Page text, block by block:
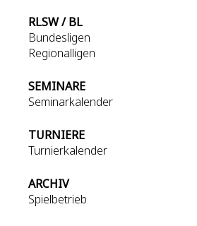
RLSW / BL
Bundesligen
Regionalligen
SEMINARE
Seminarkalender
TURNIERE
Turnierkalender
ARCHIV
Spielbetrieb